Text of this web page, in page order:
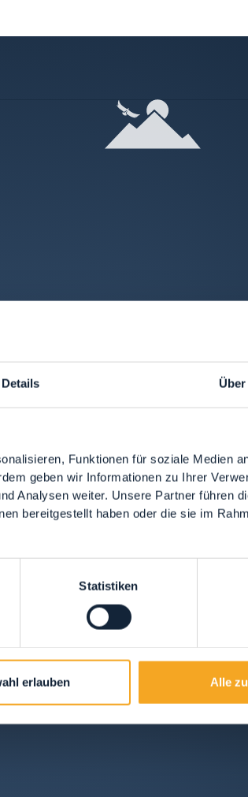
Details
Funktionen für soziale Medien
geben wir Informationen zu Ihrer
Analysen weiter. Unsere Partner führen
bereitgestellt haben oder die sie im
Statistiken
erlauben Alle